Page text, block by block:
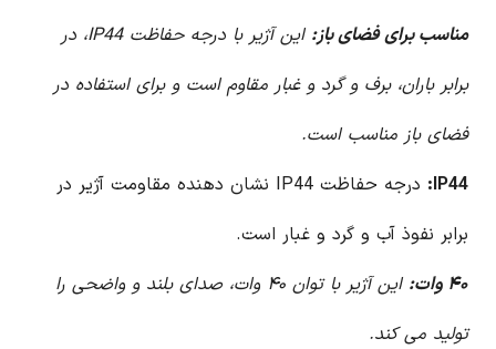
مناسب برای فضای باز:
این آژیر با درجه حفاظت IP44، در
برابر باران، برف و گرد و غبار مقاوم است و برای استفاده در
فضای باز مناسب است.
IP44:
درجه حفاظت IP44 نشان دهنده مقاومت آژیر در
برابر نفوذ آب و گرد و غبار است.
۴۰ وات:
این آژیر با توان ۴۰ وات، صدای بلند و واضحی را
تولید می کند.